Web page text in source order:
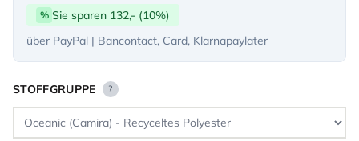
% Sie sparen 132,- (10%)
über PayPal | Bancontact, Card, Klarnapaylater
STOFFGRUPPE ?